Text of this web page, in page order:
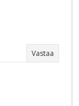
Vastaa